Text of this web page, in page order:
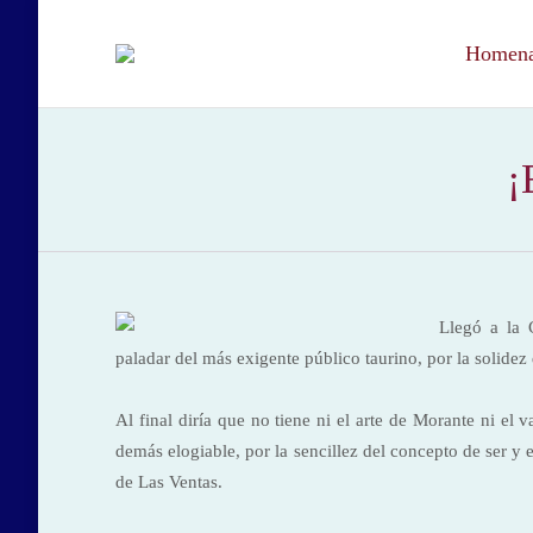
Llegó a la
paladar del más exigente público taurino, por la solidez
Al final diría que no tiene ni el arte de Morante ni el
demás elogiable, por la sencillez del concepto de ser
de Las Ventas.